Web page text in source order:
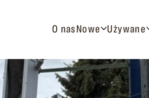
O nas Nowe Używane